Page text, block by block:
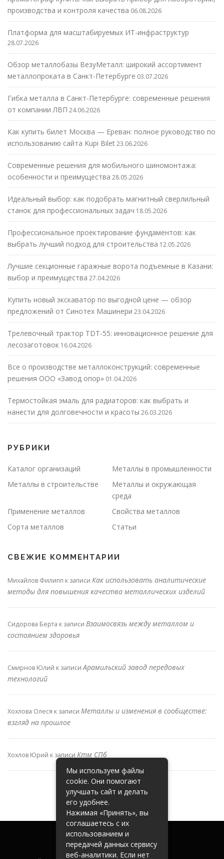
производства и контроля качества 06.08.2026
Платформа для масштабируемых ИТ-инфраструктур
28.07.2026
Обзор металлобазы ВезуМеталл: широкий ассортимент
металлопроката в Санкт-Петербурге 03.07.2026
Гибка металла в Санкт-Петербурге: современные решения
от компании ЛВП 24.06.2026
Как купить билет Москва — Ереван: полное руководство по
использованию сайта Kupi Bilet23.06.2026
Современные решения для мобильного шиномонтажа:
особенности и преимущества 28.05.2026
Идеальный выбор: как подобрать магнитный сверлильный
станок для профессиональных задач 18.05.2026
Профессиональное проектирование фундаментов: как
выбрать лучший подход для строительства 12.05.2026
Лучшие секционные гаражные ворота подъемные в Казани:
выбор и преимущества 27.04.2026
Купить новый экскаватор по выгодной цене — обзор
предложений от Синотех Машинери 23.04.2026
Трелевочный трактор TDT-55: инновационное решение для
лесозаготовок 16.04.2026
Все о производстве металлоконструкций: современные
решения ООО «Завод опор» 01.04.2026
Термостойкая эмаль для радиаторов: как выбрать и
нанести для долговечности и красоты 26.03.2026
РУБРИКИ
Каталог организаций
Металлы в промышленности
Металлы в строительстве
Металлы и окружающая
среда
Применение металлов
Свойства металлов
Сорта металлов
Статьи
СВЕЖИЕ КОММЕНТАРИИ
Михайлов Филипп к записи Как использовать аналитические
методы для повышения качества металлических изделий
Сидорова Берта к записи Взаимосвязь между металлом и
состоянием здоровья
Смирнов Юлий к записиАрамильский завод передовых
технологий
Хохлова Олеся к записи Металлы и изменения в сообществе:
взгляд на прошлое
Хохлов Юрий к записи Ктм СПб
Мы используем файлы
cookie. Они помогают
улучшать сайт и делать
его удобнее.
Нажимая «Принять», вы
соглашаетесь с их
использованием и
передачей данных сервису
веб-аналитики. Если нет